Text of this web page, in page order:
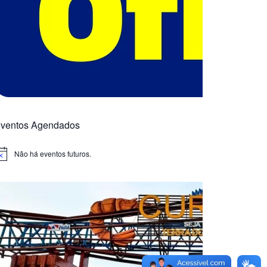
Agendados
Não há eventos futuros.